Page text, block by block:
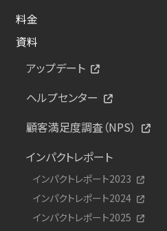
料金
資料
アップデート
ヘルプセンター
顧客満足度調査（NPS）
インパクトレポート
インパクトレポート2023
インパクトレポート2024
インパクトレポート2025